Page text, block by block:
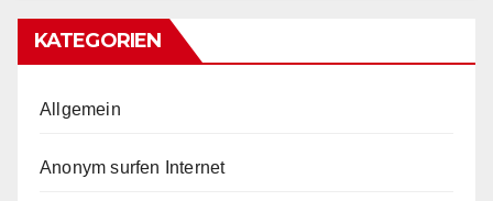
KATEGORIEN
Allgemein
Anonym surfen Internet